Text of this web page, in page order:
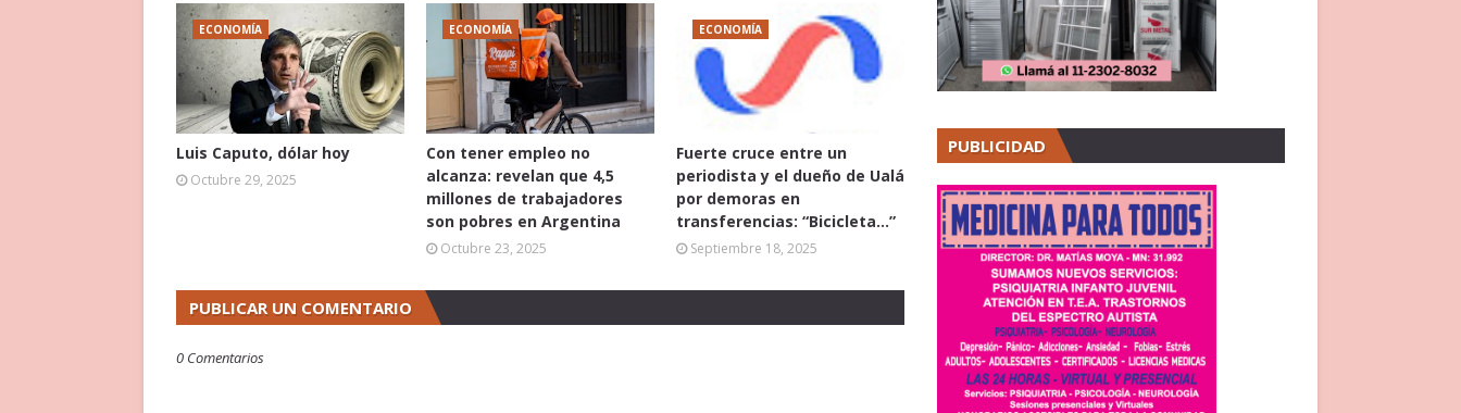
ECONOMÍA
Luis Caputo, dólar hoy
Octubre 29, 2025
ECONOMÍA
Con tener empleo no
alcanza: revelan que 4,5
millones de trabajadores
son pobres en Argentina
Octubre 23, 2025
ECONOMÍA
Fuerte cruce entre un
periodista y el dueño de Ualá
por demoras en
transferencias: “Bicicleta...”
Septiembre 18, 2025
PUBLICAR UN COMENTARIO
0 Comentarios
PUBLICIDAD